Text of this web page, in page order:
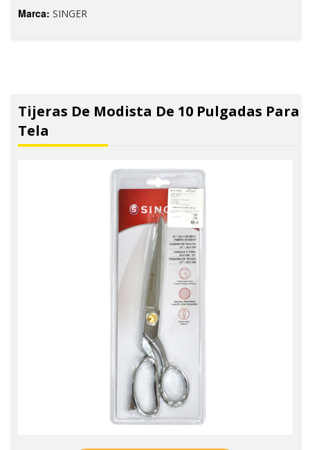
Marca: SINGER
Tijeras De Modista De 10 Pulgadas Para
Tela